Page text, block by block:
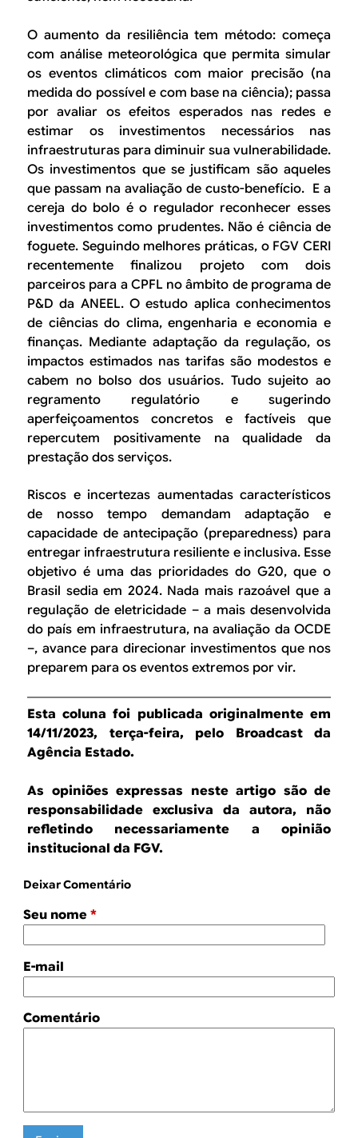
O aumento da resiliência tem método: começa
com análise meteorológica que permita simular
os eventos climáticos com maior precisão (na
medida do possível e com base na ciência); passa
por avaliar os efeitos esperados nas redes e
estimar os investimentos necessários nas
infraestruturas para diminuir sua vulnerabilidade.
Os investimentos que se justificam são aqueles
que passam na avaliação de custo-benefício. E a
cereja do bolo é o regulador reconhecer esses
investimentos como prudentes. Não é ciência de
foguete. Seguindo melhores práticas, o FGV CERI
recentemente finalizou projeto com dois
parceiros para a CPFL no âmbito de programa de
P&D da ANEEL. O estudo aplica conhecimentos
de ciências do clima, engenharia e economia e
finanças. Mediante adaptação da regulação, os
impactos estimados nas tarifas são modestos e
cabem no bolso dos usuários. Tudo sujeito ao
regramento regulatório e sugerindo
aperfeiçoamentos concretos e factíveis que
repercutem positivamente na qualidade da
prestação dos serviços.
Riscos e incertezas aumentadas característicos
de nosso tempo demandam adaptação e
capacidade de antecipação (preparedness) para
entregar infraestrutura resiliente e inclusiva. Esse
objetivo é uma das prioridades do G20, que o
Brasil sedia em 2024. Nada mais razoável que a
regulação de eletricidade – a mais desenvolvida
do país em infraestrutura, na avaliação da OCDE
–, avance para direcionar investimentos que nos
preparem para os eventos extremos por vir.
Esta coluna foi publicada originalmente em
14/11/2023, terça-feira, pelo Broadcast da
Agência Estado.
As opiniões expressas neste artigo são de
responsabilidade exclusiva da autora, não
refletindo necessariamente a opinião
institucional da FGV.
Deixar Comentário
Seu nome *
E-mail
Comentário